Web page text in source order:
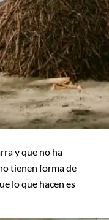
y que no ha
tienen forma de
lo que hacen es